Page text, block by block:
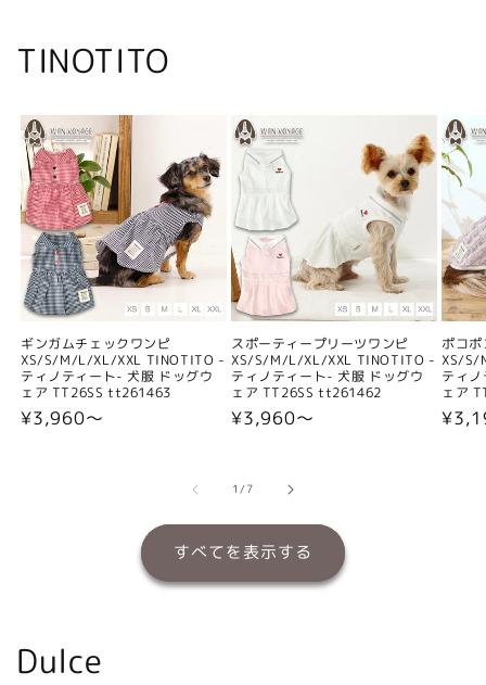
TINOTITO
ギンガムチェックワンピ
XS/S/M/L/XL/XXL TINOTITO -
ティノティート- 犬服 ドッグウ
ェア TT26SS tt261463
通
¥3,960〜
スポーティープリーツワンピ
XS/S/M/L/XL/XXL TINOTITO -
ティノティート- 犬服 ドッグウ
ェア TT26SS tt261462
通
格
¥3,960〜
ポコ
XS/S/
ティ
ェア
通
1/の
7
すべてを表示する
Dulce